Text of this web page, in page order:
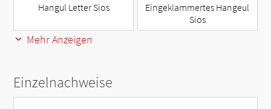
Hangul Letter Sios
Eingeklammertes Hangeul
Sios
Mehr Anzeigen
Einzelnachweise